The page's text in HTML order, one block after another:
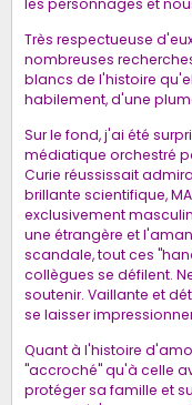
les personnages et
Très respectueuse
nombreuses
blancs de l'histoire
habilement, d'une
Sur le fond, j'ai été
médiatique orchestré
Curie réussissait
brillante scientifique,
exclusivement
une étrangère et
scandale, tout ces
collègues se défilent.
soutenir. Vaillante et
se laisser
Quant à l'histoire
"accroché" qu'à celle
protéger sa famille et